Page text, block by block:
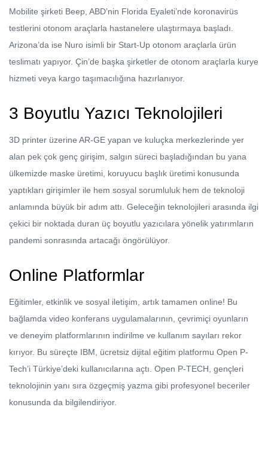
Mobilite şirketi Beep, ABD’nin Florida Eyaleti’nde koronavirüs
testlerini otonom araçlarla hastanelere ulaştırmaya başladı.
Arizona’da ise Nuro isimli bir Start-Up otonom araçlarla ürün
teslimatı yapıyor. Çin’de başka şirketler de otonom araçlarla kurye
hizmeti veya kargo taşımacılığına hazırlanıyor.
3 Boyutlu Yazıcı Teknolojileri
3D printer üzerine AR-GE yapan ve kuluçka merkezlerinde yer
alan pek çok genç girişim, salgın süreci başladığından bu yana
ülkemizde maske üretimi, koruyucu başlık üretimi konusunda
yaptıkları girişimler ile hem sosyal sorumluluk hem de teknoloji
anlamında büyük bir adım attı. Geleceğin teknolojileri arasında ilgi
çekici bir noktada duran üç boyutlu yazıcılara yönelik yatırımların
pandemi sonrasında artacağı öngörülüyor.
Online Platformlar
Eğitimler, etkinlik ve sosyal iletişim, artık tamamen online! Bu
bağlamda video konferans uygulamalarının, çevrimiçi oyunların
ve deneyim platformlarının indirilme ve kullanım sayıları rekor
kırıyor. Bu süreçte IBM, ücretsiz dijital eğitim platformu Open P-
Tech’i Türkiye’deki kullanıcılarına açtı. Open P-TECH, gençleri
teknolojinin yanı sıra özgeçmiş yazma gibi profesyonel beceriler
konusunda da bilgilendiriyor.